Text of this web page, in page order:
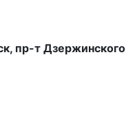
пр-т Дзержинского